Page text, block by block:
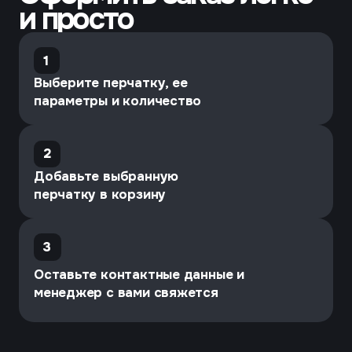
Условия доставки
Осуществляется из города Иваново
транспортными компаниями
Байкал-Сервис | Деловые линии | КИТ | ПЭК |
ЖелДорЭкспедиция | Энергия
Доставка попутным транспортом до города
Москвы в зависимости от объёма отгрузки.
Отгрузка производится партиями кратно 500
парам каждый вид перчаток.